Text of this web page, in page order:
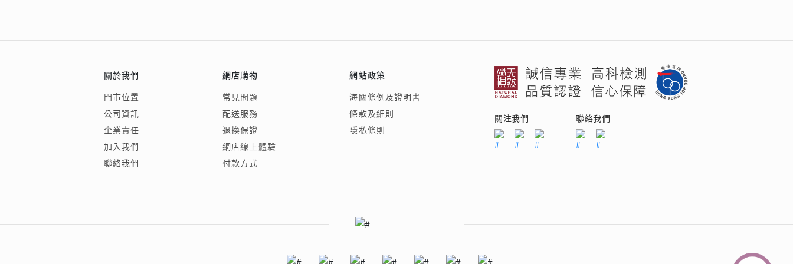
關於我們
門市位置
公司資訊
企業責任
加入我們
聯絡我們
網店購物
常見問題
配送服務
退換保證
網店線上體驗
付款方式
網站政策
海關條例及證明書
條款及細則
隱私條則
關注我們 聯絡我們